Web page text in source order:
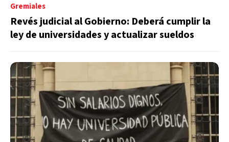
Gremiales
Revés judicial al Gobierno: Deberá cumplir la
ley de universidades y actualizar sueldos